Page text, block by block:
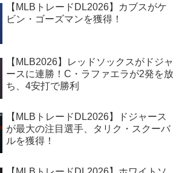
【MLBトレードDL2026】カブスがケ
ビン・ゴーズマンを獲得！
【MLB2026】レッドソックスがドジャ
ースに連勝！C・ラファエラが2発を放
ち、4安打で勝利
【MLBトレードDL2026】ドジャース
が最大の注目選手、タリク・スクーバ
ルを獲得！